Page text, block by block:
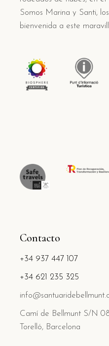
Somos Marina y Santi,
bienvenida a este
Contacto
+34 937 447 107
+34 621 235 325
Camí de Bellmunt S/N
Torelló, Barcelona